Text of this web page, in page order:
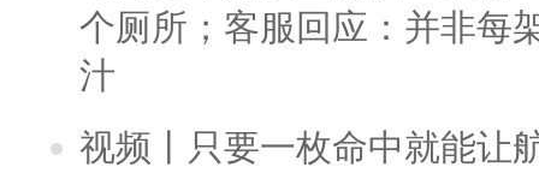
个厕所；客服回应：并非每
汁
视频丨只要一枚命中就能让